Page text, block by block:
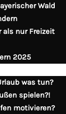
Wald
als nur Freizeit
2025
was tun?
spielen?!
motivieren?